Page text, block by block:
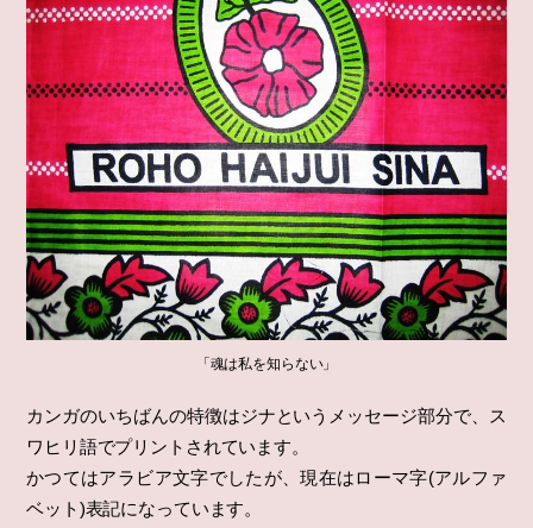
「魂は私を知らない」
カンガのいちばんの特徴はジナというメッセージ部分で、ス
ワヒリ語でプリントされています。
かつてはアラビア文字でしたが、現在はローマ字(アルファ
ベット)表記になっています。